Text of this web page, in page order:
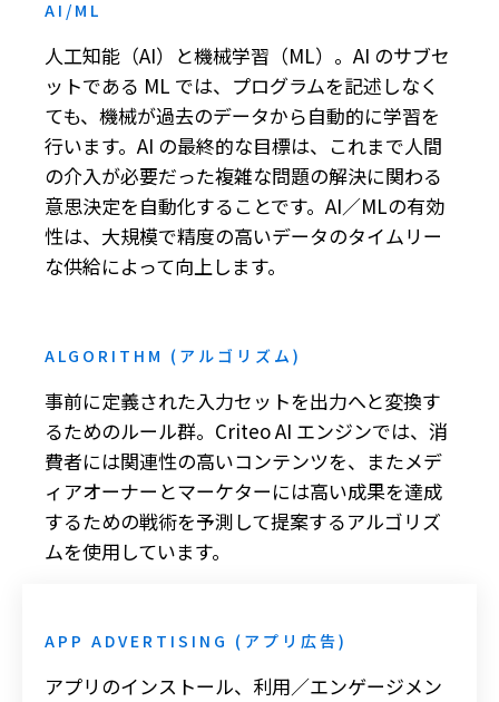
AI/ML
人工知能（AI）と機械学習（ML）。AI のサブセ
ットである ML では、プログラムを記述しなく
ても、機械が過去のデータから自動的に学習を
行います。AI の最終的な目標は、これまで人間
の介入が必要だった複雑な問題の解決に関わる
意思決定を自動化することです。AI／MLの有効
性は、大規模で精度の高いデータのタイムリー
な供給によって向上します。
ALGORITHM (アルゴリズム)
事前に定義された入力セットを出力へと変換す
るためのルール群。Criteo AI エンジンでは、消
費者には関連性の高いコンテンツを、またメデ
ィアオーナーとマーケターには高い成果を達成
するための戦術を予測して提案するアルゴリズ
ムを使用しています。
APP ADVERTISING (アプリ広告)
アプリのインストール、利用／エンゲージメン